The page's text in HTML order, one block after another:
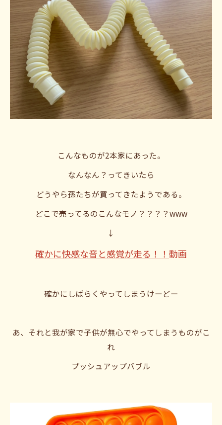
こんなものが2本家にあった。
なんなん？ってきいたら
どうやら孫たちが買ってきたようである。
どこで売ってるのこんなモノ？？？？www
↓
確かに快感な音と感覚が走る！！ 動画
確かにしばらくやってしまうけーどー
あ、それと我が家で子供が無心でやってしまうものがこ
れ
プッシュアップバブル